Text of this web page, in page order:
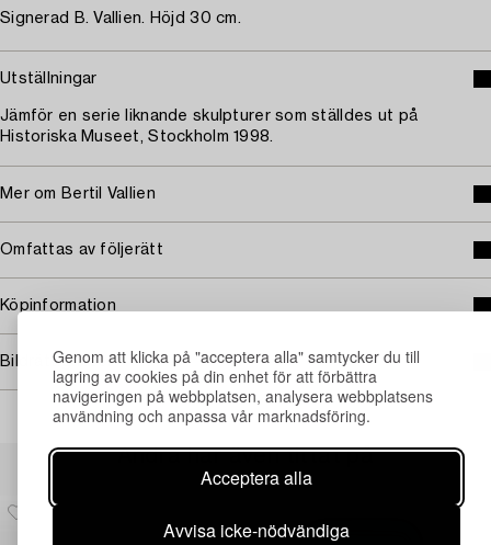
Genom att klicka på "acceptera alla" samtycker du till
lagring av cookies på din enhet för att förbättra
navigeringen på webbplatsen, analysera webbplatsens
användning och anpassa vår marknadsföring.
Acceptera alla
Avvisa icke-nödvändiga
Signerad B. Vallien. Höjd 30 cm.
Utställningar
Jämför en serie liknande skulpturer som ställdes ut på
Historiska Museet, Stockholm 1998.
Mer om Bertil Vallien
Omfattas av följerätt
Köpinformation
Bildrättigheter
Andra har även tittat på